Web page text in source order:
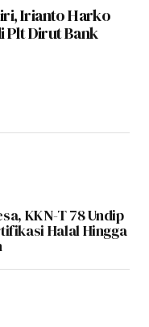
Irianto Harko
Plt Dirut Bank
KKN-T 78 Undip
Halal Hingga